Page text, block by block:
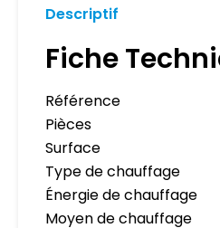
Descriptif
Fiche
Référence
Pièces
Surface
Type de chauffage
Énergie de chauffage
Moyen de chauffage